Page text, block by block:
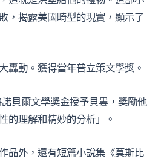
，揭露美國畸型的現實，顯示了
轟動。獲得當年普立策文學獎。
貝爾文學獎金授予貝婁，獎勵他
的理解和精妙的分析」。
品外，還有短篇小說集《莫斯比